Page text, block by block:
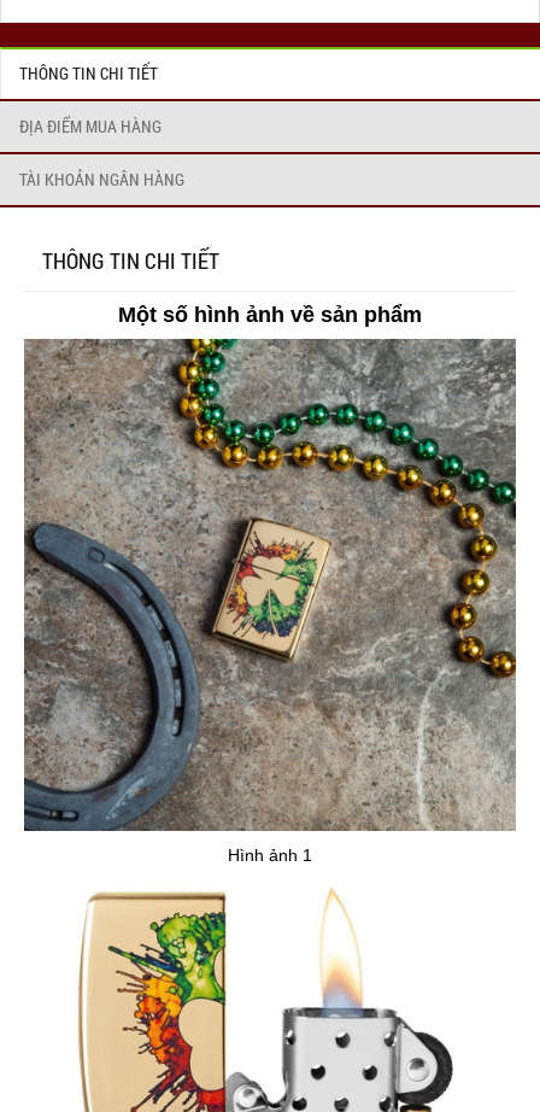
THÔNG TIN CHI TIẾT
ĐỊA ĐIỂM MUA HÀNG
TÀI KHOẢN NGÂN HÀNG
THÔNG TIN CHI TIẾT
Một số hình ảnh về sản phẩm
Hình ảnh 1